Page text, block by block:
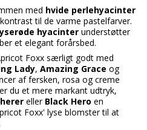
med hvide perlehyacinter
til de varme pastelfarver.
hyacinter understøtter
et elegant forårsbed.
Foxx særligt godt med
Lady, Amazing Grace og
af fersken, rosa og creme
du et mere markant udtryk,
eller Black Hero en
Foxx' lyse blomster til at